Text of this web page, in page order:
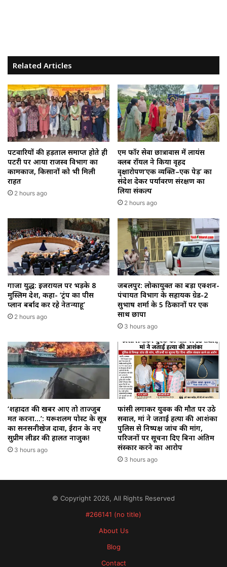
Related Articles
पटवारियों की हड़ताल समाप्त होते ही
पटरी पर आया राजस्व विभाग का
कामकाज, किसानों को भी मिली
राहत
2 hours ago
एम फॉर सेवा छात्रावास में लायंस
क्लब रॉयल ने किया वृहद
वृक्षारोपण‘एक व्यक्ति–एक पेड़’ का
संदेश देकर पर्यावरण संरक्षण का
लिया संकल्प
2 hours ago
गाजा युद्ध: इजरायल पर भड़के 8
मुस्लिम देश, कहा- ‘ट्रंप का पीस
प्लान बर्बाद कर रहे नेतन्याहू’
2 hours ago
जबलपुर: लोकायुक्त का बड़ा एक्शन-
पंचायत विभाग के सहायक ग्रेड-2
सुभाष शर्मा के 5 ठिकानों पर एक
साथ छापा
3 hours ago
‘शहादत की खबर आए तो ताज्जुब
मत करना…’: यरूशलम पोस्ट के सूत्र
का सनसनीखेज दावा, ईरान के नए
सुप्रीम लीडर की हालत नाजुक!
3 hours ago
फांसी लगाकर युवक की मौत पर उठे
सवाल, मां ने जताई हत्या की आशंका
पुलिस से निष्पक्ष जांच की मांग,
परिजनों पर सूचना दिए बिना अंतिम
संस्कार करने का आरोप
3 hours ago
© Copyright 2026, All Rights Reserved
#266141 (no title)
About Us
Blog
Contact